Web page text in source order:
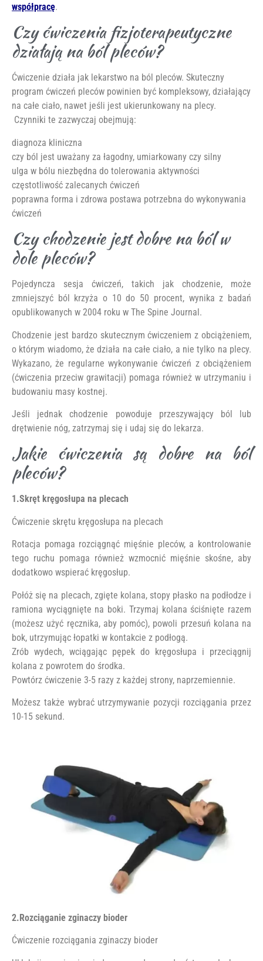
współpracę.
Czy ćwiczenia fizjoterapeutyczne
działają na ból pleców?
Ćwiczenie działa jak lekarstwo na ból pleców. Skuteczny
program ćwiczeń pleców powinien być kompleksowy, działający
na całe ciało, nawet jeśli jest ukierunkowany na plecy.
Czynniki te zazwyczaj obejmują:
diagnoza kliniczna
czy ból jest uważany za łagodny, umiarkowany czy silny
ulga w bólu niezbędna do tolerowania aktywności
częstotliwość zalecanych ćwiczeń
poprawna forma i zdrowa postawa potrzebna do wykonywania
ćwiczeń
Czy chodzenie jest dobre na ból w
dole pleców?
Pojedyncza sesja ćwiczeń, takich jak chodzenie, może
zmniejszyć ból krzyża o 10 do 50 procent, wynika z badań
opublikowanych w 2004 roku w The Spine Journal.
Chodzenie jest bardzo skutecznym ćwiczeniem z obciążeniem,
o którym wiadomo, że działa na całe ciało, a nie tylko na plecy.
Wykazano, że regularne wykonywanie ćwiczeń z obciążeniem
(ćwiczenia przeciw grawitacji) pomaga również w utrzymaniu i
budowaniu masy kostnej.
Jeśli jednak chodzenie powoduje przeszywający ból lub
drętwienie nóg, zatrzymaj się i udaj się do lekarza.
Jakie ćwiczenia są dobre na ból
pleców?
1.Skręt kręgosłupa na plecach
Ćwiczenie skrętu kręgosłupa na plecach
Rotacja pomaga rozciągnąć mięśnie pleców, a kontrolowanie
tego ruchu pomaga również wzmocnić mięśnie skośne, aby
dodatkowo wspierać kręgosłup.
Połóż się na plecach, zgięte kolana, stopy płasko na podłodze i
ramiona wyciągnięte na boki. Trzymaj kolana ściśnięte razem
(możesz użyć ręcznika, aby pomóc), powoli przesuń kolana na
bok, utrzymując łopatki w kontakcie z podłogą.
Zrób wydech, wciągając pępek do kręgosłupa i przeciągnij
kolana z powrotem do środka.
Powtórz ćwiczenie 3-5 razy z każdej strony, naprzemiennie.
Możesz także wybrać utrzymywanie pozycji rozciągania przez
10-15 sekund.
2.Rozciąganie zginaczy bioder
Ćwiczenie rozciągania zginaczy bioder